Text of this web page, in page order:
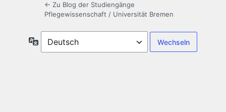
← Zu Blog der Studiengänge
Pflegewissenschaft / Universität Bremen
Sprache